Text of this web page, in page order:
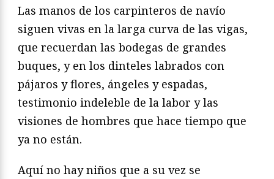
Las manos de los carpinteros de navío
siguen vivas en la larga curva de las vigas,
que recuerdan las bodegas de grandes
buques, y en los dinteles labrados con
pájaros y flores, ángeles y espadas,
testimonio indeleble de la labor y las
visiones de hombres que hace tiempo que
ya no están.
Aquí no hay niños que a su vez se